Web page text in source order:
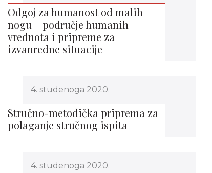
Odgoj za humanost od malih
nogu – područje humanih
vrednota i pripreme za
izvanredne situacije
4. studenoga 2020.
Stručno-metodička priprema za
polaganje stručnog ispita
4. studenoga 2020.